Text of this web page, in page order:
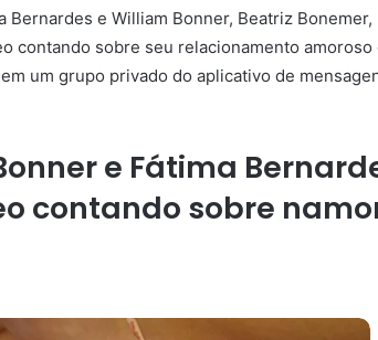
Bernardes e William Bonner, Beatriz
contando sobre seu relacionamento amoroso
um grupo privado do aplicativo de
e Fátima
contando sobre